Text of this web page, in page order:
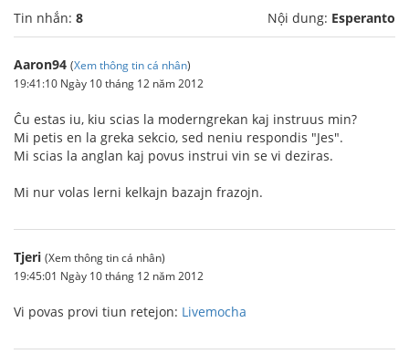
Tin nhắn: 8 Nội dung: Esperanto
Aaron94 (Xem thông tin cá nhân)
19:41:10 Ngày 10 tháng 12 năm 2012
Ĉu estas iu, kiu scias la moderngrekan kaj instruus min?
Mi petis en la greka sekcio, sed neniu respondis "Jes".
Mi scias la anglan kaj povus instrui vin se vi deziras.
Mi nur volas lerni kelkajn bazajn frazojn.
Tjeri (Xem thông tin cá nhân)
19:45:01 Ngày 10 tháng 12 năm 2012
Vi povas provi tiun retejon: Livemocha